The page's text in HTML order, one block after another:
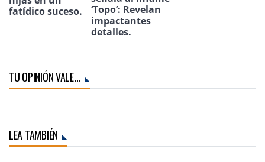
fatídico suceso.
‘Topo’: Revelan
impactantes
detalles.
TU OPINIÓN VALE...
LEA TAMBIÉN